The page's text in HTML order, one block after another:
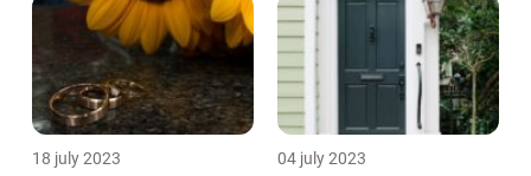
18 july 2023 04 july 2023